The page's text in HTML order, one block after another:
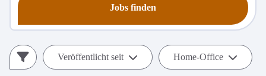
Jobs finden
Veröffentlicht seit Home-Office